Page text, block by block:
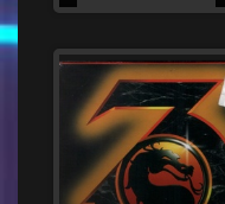
MEHR